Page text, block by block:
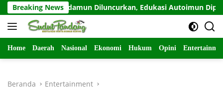
Langsung
ke
konten
Breaking News
Odamun Diluncurkan, Edukasi Autoimun Diperkuat
Home Daerah Nasional Ekonomi Hukum Opini
Beranda Entertainment